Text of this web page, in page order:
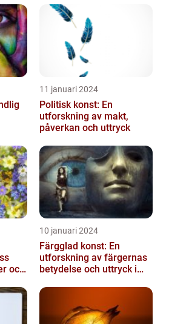
11 januari 2024
Politisk konst: En
utforskning av makt,
påverkan och uttryck
och
10 januari 2024
Färgglad konst: En
utforskning av färgernas
betydelse och uttryck i